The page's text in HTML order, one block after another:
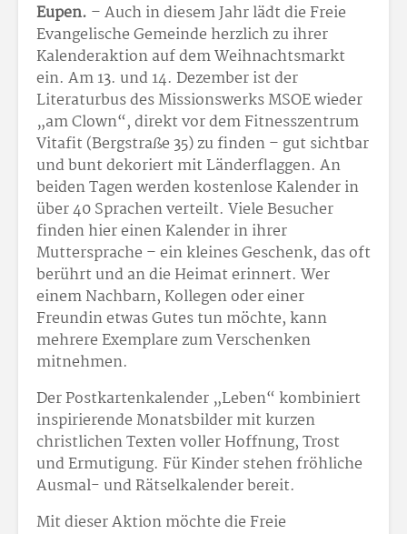
Eupen. – Auch in diesem Jahr lädt die Freie
Evangelische Gemeinde herzlich zu ihrer
Kalenderaktion auf dem Weihnachtsmarkt
ein. Am 13. und 14. Dezember ist der
Literaturbus des Missionswerks MSOE wieder
„am Clown“, direkt vor dem Fitnesszentrum
Vitafit (Bergstraße 35) zu finden – gut sichtbar
und bunt dekoriert mit Länderflaggen. An
beiden Tagen werden kostenlose Kalender in
über 40 Sprachen verteilt. Viele Besucher
finden hier einen Kalender in ihrer
Muttersprache – ein kleines Geschenk, das oft
berührt und an die Heimat erinnert. Wer
einem Nachbarn, Kollegen oder einer
Freundin etwas Gutes tun möchte, kann
mehrere Exemplare zum Verschenken
mitnehmen.
Der Postkartenkalender „Leben“ kombiniert
inspirierende Monatsbilder mit kurzen
christlichen Texten voller Hoffnung, Trost
und Ermutigung. Für Kinder stehen fröhliche
Ausmal- und Rätselkalender bereit.
Mit dieser Aktion möchte die Freie